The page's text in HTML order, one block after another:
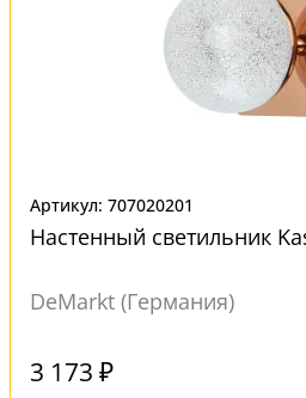
Артикул: 707020201
Настенный светильник
DeMarkt (Германия)
3 173 ₽